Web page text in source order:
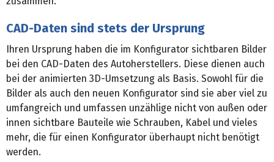
CAD-Daten sind stets der Ursprung
Ihren Ursprung haben die im Konfigurator sichtbaren Bilder
bei den CAD-Daten des Autoherstellers. Diese dienen auch
bei der animierten 3D-Umsetzung als Basis. Sowohl für die
Bilder als auch den neuen Konfigurator sind sie aber viel zu
umfangreich und umfassen unzählige nicht von außen oder
innen sichtbare Bauteile wie Schrauben, Kabel und vieles
mehr, die für einen Konfigurator überhaupt nicht benötigt
werden.